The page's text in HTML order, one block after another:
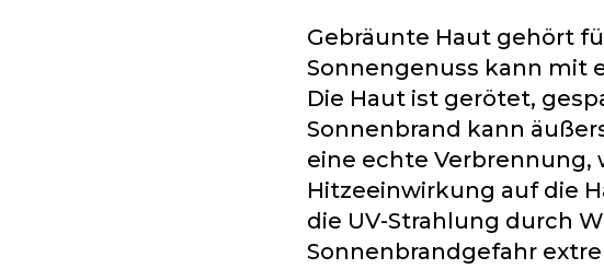
Gebräunte Haut gehört
Sonnengenuss kann mit
Die Haut ist gerötet,
Sonnenbrand kann
eine echte Verbrennung,
Hitzeeinwirkung auf die
die UV-Strahlung durch
Sonnenbrandgefahr